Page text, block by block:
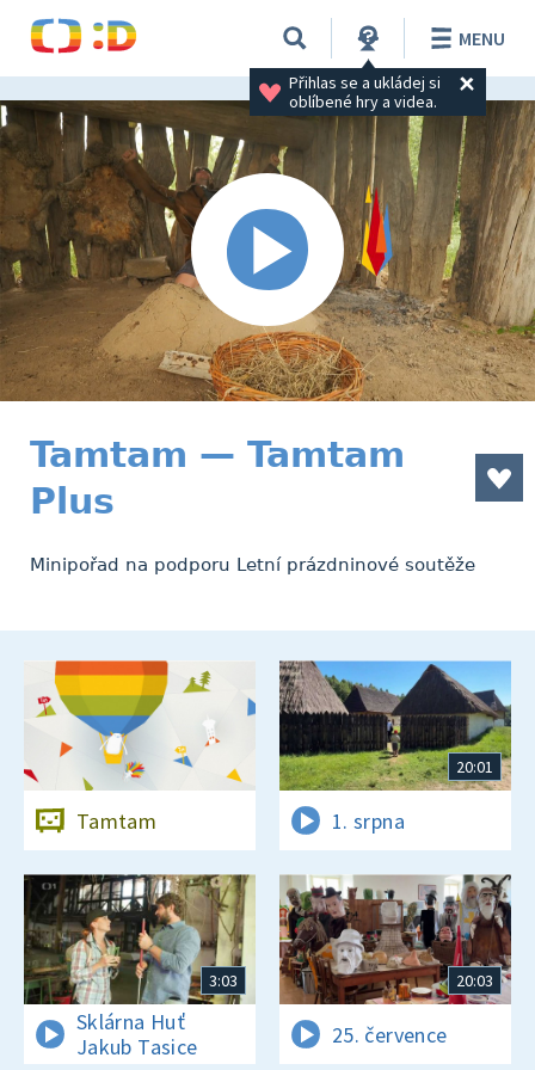
Přihlas se a ukládej si
oblíbené hry a videa.
MENU
Tamtam — Tamtam
Plus
Minipořad na podporu Letní prázdninové soutěže
Tamtam
20:01
1. srpna
3:03
Sklárna Huť
Jakub Tasice
20:03
25. července